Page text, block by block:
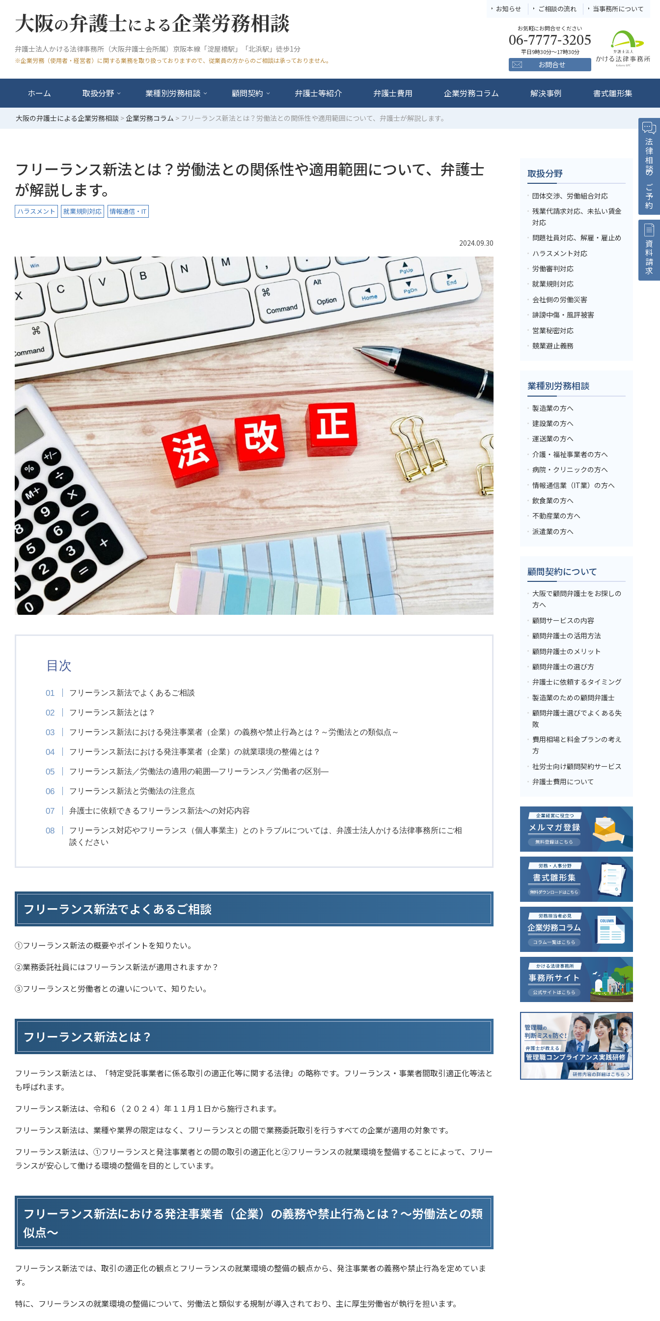
大阪の弁護士による企業労務相談
弁護士法人かける法律事務所（大阪弁護士会所属）京阪本線「淀屋橋駅」「北浜駅」徒歩1分
※企業労務（使用者・経営者）に関する業務を取り扱っておりますので、従業員の方からのご相談は承っておりません。
お気軽にお問合せください
06-7777-3205
平日9時30分～17時30分
お問合せ
お知らせ ご相談の流れ 当事務所について
ホーム 取扱分野 業種別労務相談 顧問契約 弁護士等紹介 弁護士費用 企業労務コラム 解決事例 書式雛形集
法律相談のご予約
資料請求
大阪の弁護士による企業労務相談 >企業労務コラム > フリーランス新法とは？労働法との関係性や適用範囲について、弁護士が解説します。
フリーランス新法とは？労働法との関係性や適用範囲について、弁護士
が解説します。
ハラスメント 就業規則対応 情報通信・IT
2024.09.30
目次
フリーランス新法でよくあるご相談
フリーランス新法とは？
フリーランス新法における発注事業者（企業）の義務や禁止行為とは？～労働法との類似点～
フリーランス新法における発注事業者（企業）の就業環境の整備とは？
フリーランス新法／労働法の適用の範囲―フリーランス／労働者の区別―
フリーランス新法と労働法の注意点
弁護士に依頼できるフリーランス新法への対応内容
フリーランス対応やフリーランス（個人事業主）とのトラブルについては、弁護士法人かける法律事務所にご相
談ください
フリーランス新法でよくあるご相談
①フリーランス新法の概要やポイントを知りたい。
②業務委託社員にはフリーランス新法が適用されますか？
③フリーランスと労働者との違いについて、知りたい。
フリーランス新法とは？
フリーランス新法とは、「特定受託事業者に係る取引の適正化等に関する法律」の略称です。フリーランス・事業者間取引適正化等法と
も呼ばれます。
フリーランス新法は、令和６（２０２４）年１１月１日から施行されます。
フリーランス新法は、業種や業界の限定はなく、フリーランスとの間で業務委託取引を行うすべての企業が適用の対象です。
フリーランス新法は、①フリーランスと発注事業者との間の取引の適正化と②フリーランスの就業環境を整備することによって、フリー
ランスが安心して働ける環境の整備を目的としています。
フリーランス新法における発注事業者（企業）の義務や禁止行為とは？～労働法との類
似点～
フリーランス新法では、取引の適正化の観点とフリーランスの就業環境の整備の観点から、発注事業者の義務や禁止行為を定めていま
す。
特に、フリーランスの就業環境の整備について、労働法と類似する規制が導入されており、主に厚生労働省が執行を担います。
取扱分野
団体交渉、労働組合対応
残業代請求対応、未払い賃金
対応
問題社員対応、解雇・雇止め
ハラスメント対応
労働審判対応
就業規則対応
会社側の労働災害
誹謗中傷・風評被害
営業秘密対応
競業避止義務
業種別労務相談
製造業の方へ
建設業の方へ
運送業の方へ
介護・福祉事業者の方へ
病院・クリニックの方へ
情報通信業（IT業）の方へ
飲食業の方へ
不動産業の方へ
派遣業の方へ
顧問契約について
大阪で顧問弁護士をお探しの
方へ
顧問サービスの内容
顧問弁護士の活用方法
顧問弁護士のメリット
顧問弁護士の選び方
弁護士に依頼するタイミング
製造業のための顧問弁護士
顧問弁護士選びでよくある失
敗
費用相場と料金プランの考え
方
社労士向け顧問契約サービス
弁護士費用について